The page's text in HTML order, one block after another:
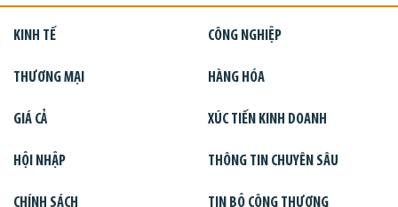
KINH TẾ CÔNG NGHIỆP
THƯƠNG MẠI HÀNG HÓA
GIÁ CẢ XÚC TIẾN KINH DOANH
HỘI NHẬP THÔNG TIN CHUYÊN SÂU
CHÍNH SÁCH TIN BỘ CÔNG THƯƠNG